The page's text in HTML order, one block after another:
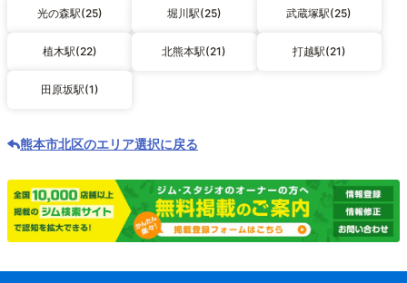
光の森駅(25) 堀川駅(25) 武蔵塚駅(25)
植木駅(22) 北熊本駅(21) 打越駅(21)
田原坂駅(1)
熊本市北区のエリア選択に戻る